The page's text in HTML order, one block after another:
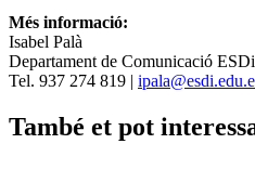
Més informació:
Isabel Palà
Departament de Comunicació
Tel. 937 274 819 |
També et pot